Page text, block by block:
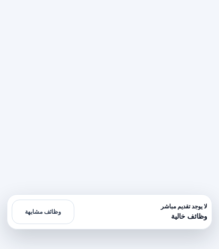
لا يوجد تقديم مباشر
وظائف خالية
وظائف مشابهة